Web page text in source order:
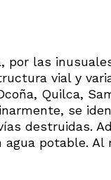
por las
vial y
Quilca,
se
destruidas.
potable.